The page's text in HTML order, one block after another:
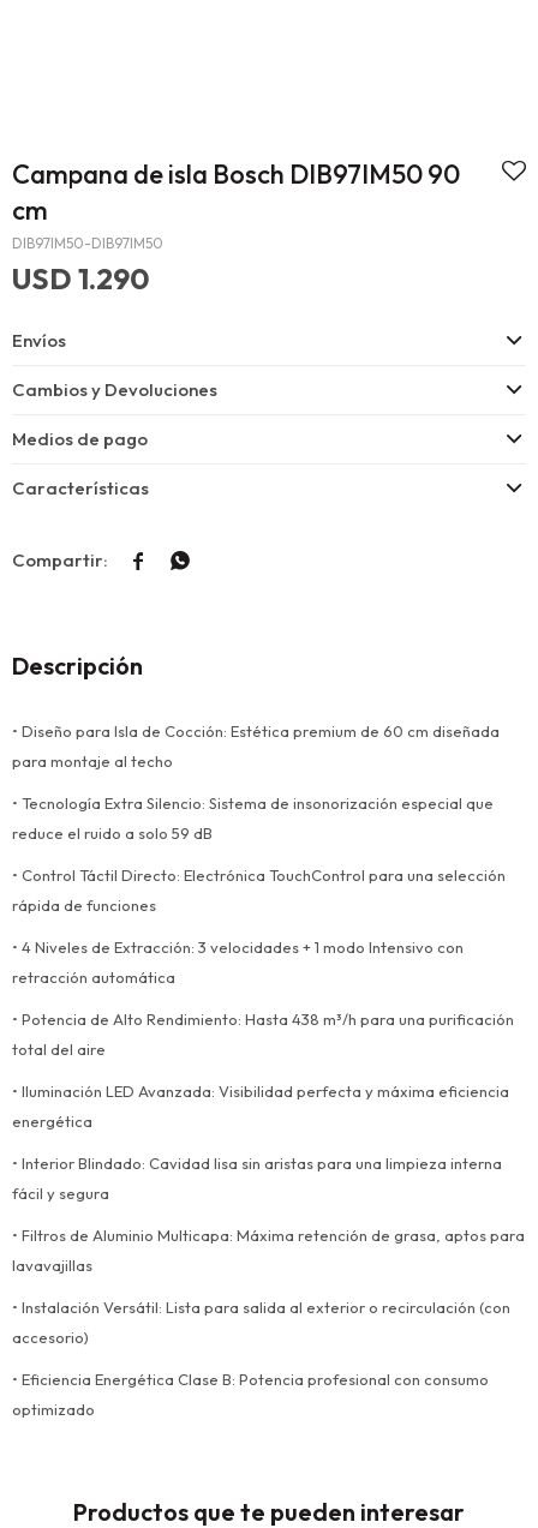
Campana de isla Bosch DIB97IM50 90
cm
DIB97IM50-DIB97IM50
USD 1.290
Envíos
Cambios y Devoluciones
Medios de pago
Características
 
Descripción
• Diseño para Isla de Cocción: Estética premium de 60 cm diseñada
para montaje al techo
• Tecnología Extra Silencio: Sistema de insonorización especial que
reduce el ruido a solo 59 dB
• Control Táctil Directo: Electrónica TouchControl para una selección
rápida de funciones
• 4 Niveles de Extracción: 3 velocidades + 1 modo Intensivo con
retracción automática
• Potencia de Alto Rendimiento: Hasta 438 m³/h para una purificación
total del aire
• Iluminación LED Avanzada: Visibilidad perfecta y máxima eficiencia
energética
• Interior Blindado: Cavidad lisa sin aristas para una limpieza interna
fácil y segura
• Filtros de Aluminio Multicapa: Máxima retención de grasa, aptos para
lavavajillas
• Instalación Versátil: Lista para salida al exterior o recirculación (con
accesorio)
• Eficiencia Energética Clase B: Potencia profesional con consumo
optimizado
Productos que te pueden interesar